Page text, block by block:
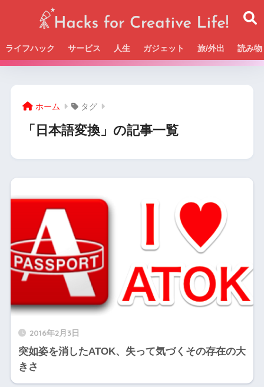
ライフハック サービス 人生 ガジェット 旅/外出 読み物
Beckの活動＆SNSまとめはこちら
ホーム タグ
「日本語変換」の記事一覧
2016年2月3日
突如姿を消したATOK、失って気づくその存在の大
きさ